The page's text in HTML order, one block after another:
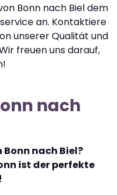
Bonn nach Biel dem
an. Kontaktiere
unserer Qualität und
freuen uns darauf,
nach
nach Biel?
ist der perfekte